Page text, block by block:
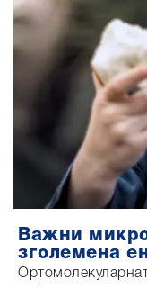
Важни
зголемена